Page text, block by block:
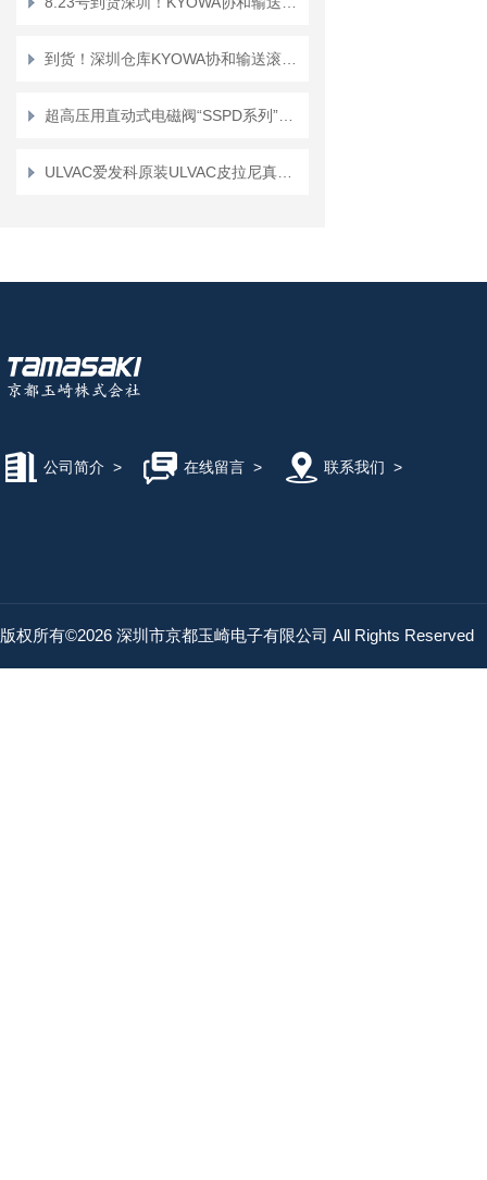
公司简介 > 在线留言> 联系我们 >
版权所有©2026 深圳市京都玉崎电子有限公司 All Rights Reserved